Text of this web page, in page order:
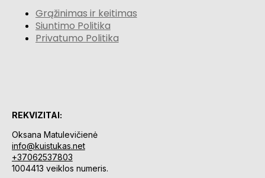
Grąžinimas ir keitimas
Siuntimo Politika
Privatumo Politika
REKVIZITAI:
Oksana Matulevičienė
info@kuistukas.net
+37062537803
1004413 veiklos numeris.